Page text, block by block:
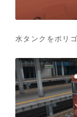
水タンクをポリ